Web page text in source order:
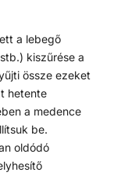
a lebegő
kiszűrése a
össze ezeket
hetente
a medence
be.
oldódó